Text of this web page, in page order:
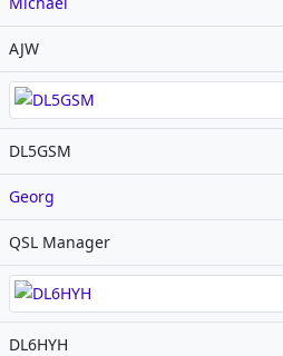
AJW
DL5GSM
Georg
QSL Manager
DL6HYH